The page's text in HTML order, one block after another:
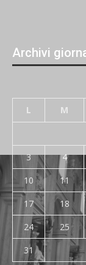
Archivi
L M
3
4
10
11
17
18
24
25
31